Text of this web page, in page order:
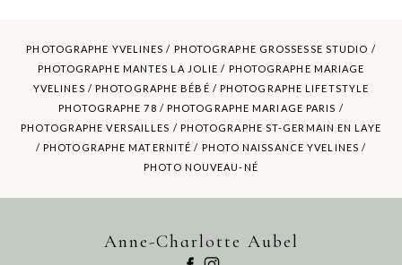
POST COMMENT
PHOTOGRAPHE YVELINES / PHOTOGRAPHE GROSSESSE STUDIO /
PHOTOGRAPHE MANTES LA JOLIE / PHOTOGRAPHE MARIAGE
YVELINES / PHOTOGRAPHE BÉBÉ / PHOTOGRAPHE LIFETSTYLE
PHOTOGRAPHE 78 / PHOTOGRAPHE MARIAGE PARIS /
PHOTOGRAPHE VERSAILLES / PHOTOGRAPHE ST-GERMAIN EN LAYE
/ PHOTOGRAPHE MATERNITÉ / PHOTO NAISSANCE YVELINES /
PHOTO NOUVEAU-NÉ
Anne-Charlotte Aubel